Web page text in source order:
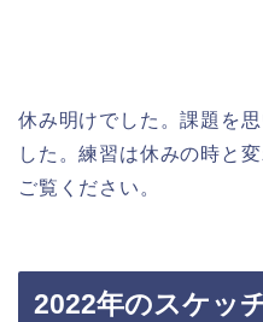
休み明けでした。課題を
した。練習は休みの時と
ご覧ください。
2022年のスケッ